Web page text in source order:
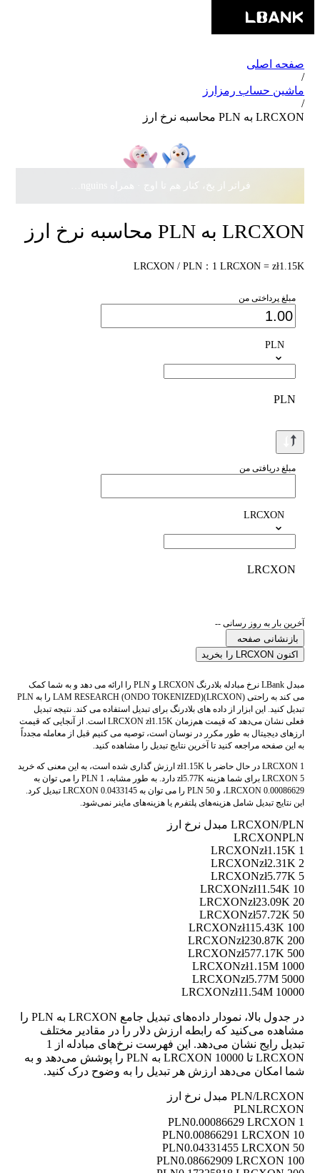
صفحه اصلی
/
ماشین حساب رمزارز
/
LRCXON به PLN محاسبه نرخ ارز
LRCXON به PLN محاسبه نرخ ارز
LRCXON / PLN：1 LRCXON = zł1.15K
مبلغ پرداختی من
PLN
PLN
مبلغ دریافتی من
LRCXON
LRCXON
آخرین بار به روز رسانی --
بازنشانی صفحه
اکنون LRCXON را بخرید
مبدل LBank نرخ مبادله بلادرنگ LRCXON و PLN را ارائه می دهد و به شما کمک
می کند به راحتی LAM RESEARCH (ONDO TOKENIZED)(LRCXON) را به PLN
تبدیل کنید. این ابزار از داده های بلادرنگ برای تبدیل استفاده می کند. نتیجه تبدیل
فعلی نشان می‌دهد که قیمت هم‌زمان LRCXON zł1.15K است. از آنجایی که قیمت
ارزهای دیجیتال به طور مکرر در نوسان است، توصیه می کنیم قبل از معامله مجدداً
به این صفحه مراجعه کنید تا آخرین نتایج تبدیل را مشاهده کنید.
1 LRCXON در حال حاضر با zł1.15K ارزش گذاری شده است، به این معنی که خرید
5 LRCXON برای شما هزینه zł5.77K دارد. به طور مشابه، 1 PLN را می توان به
0.00086629 LRCXON، و 50 PLN را می توان به 0.0433145 LRCXON تبدیل کرد.
این نتایج تبدیل شامل هزینه‌های پلتفرم یا هزینه‌های ماینر نمی‌شود.
LRCXON/PLN مبدل نرخ ارز
LRCXONPLN
1 LRCXON
zł1.15K
2 LRCXON
zł2.31K
5 LRCXON
zł5.77K
10 LRCXON
zł11.54K
20 LRCXON
zł23.09K
50 LRCXON
zł57.72K
100 LRCXON
zł115.43K
200 LRCXON
zł230.87K
500 LRCXON
zł577.17K
1000 LRCXON
zł1.15M
5000 LRCXON
zł5.77M
10000 LRCXON
zł11.54M
در جدول بالا، نمودار داده‌های تبدیل جامع LRCXON به PLN را
مشاهده می‌کنید که رابطه ارزش دلار را در مقادیر مختلف
تبدیل رایج نشان می‌دهد. این فهرست نرخ‌های مبادله از 1
LRCXON تا 10000 LRCXON به PLN را پوشش می‌دهد و به
شما امکان می‌دهد ارزش هر تبدیل را به وضوح درک کنید.
PLN/LRCXON مبدل نرخ ارز
PLNLRCXON
1 PLN
0.00086629 LRCXON
10 PLN
0.00866291 LRCXON
50 PLN
0.04331455 LRCXON
100 PLN
0.08662909 LRCXON